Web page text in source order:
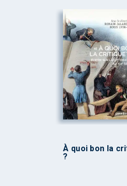
À quoi bon la
?